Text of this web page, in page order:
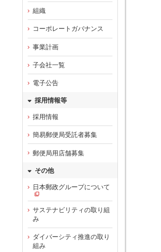
組織
コーポレートガバナンス
事業計画
子会社一覧
電子公告
採用情報等
採用情報
簡易郵便局受託者募集
郵便局用店舗募集
その他
日本郵政グループについて
サステナビリティの取り組
み
ダイバーシティ推進の取り
組み